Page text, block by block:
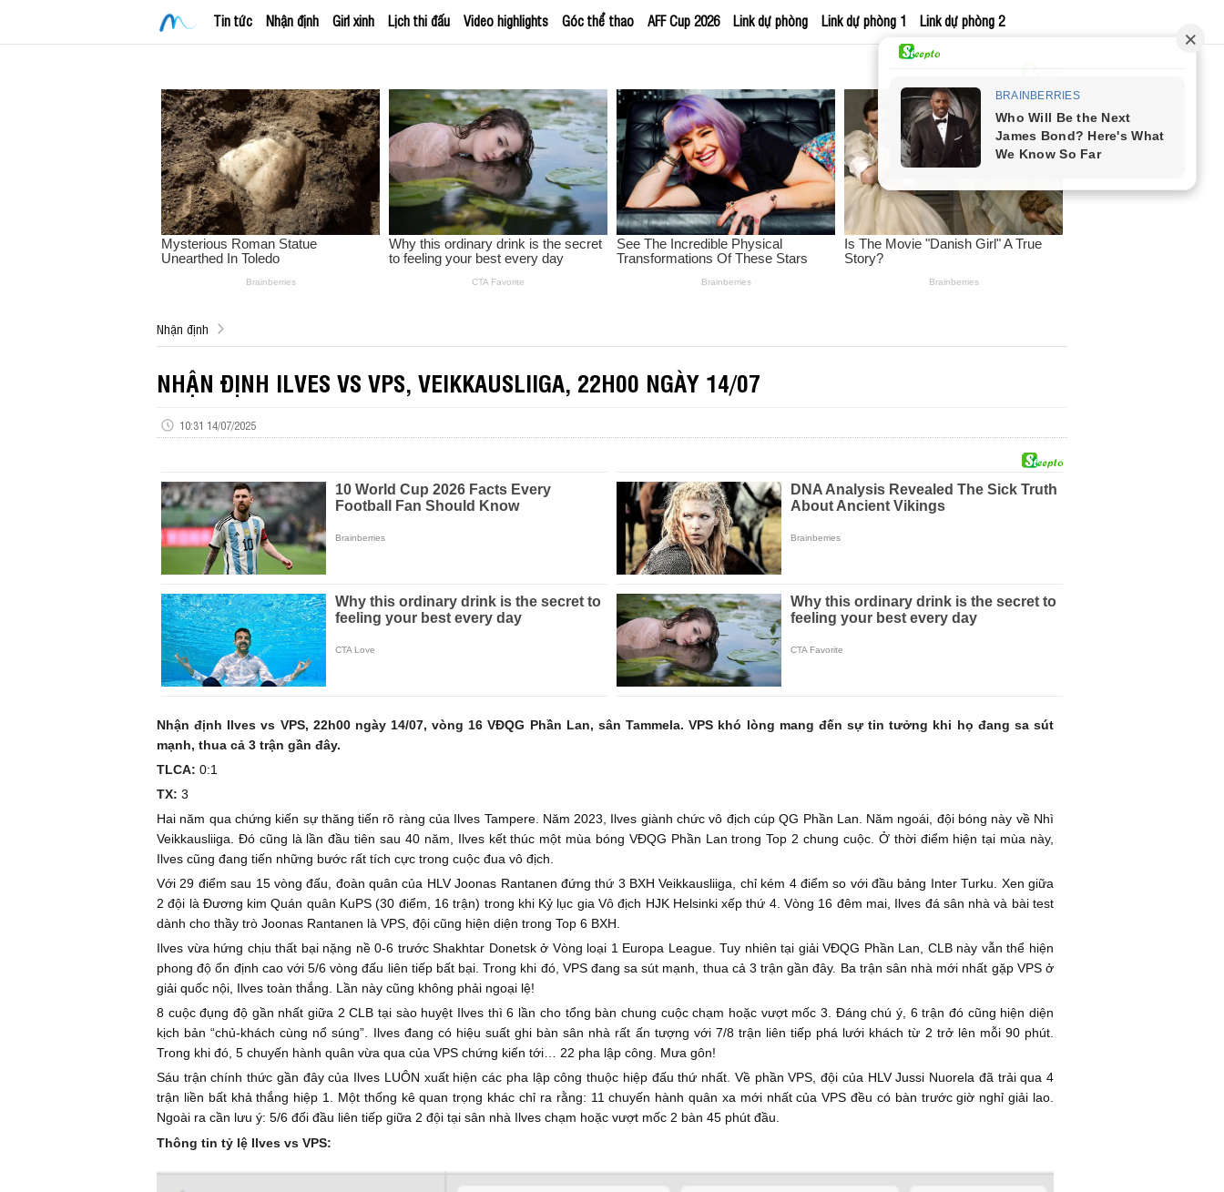
Tin tức Nhận định Girl xinh Lịch thi đấu Video highlights Góc thể thao AFF Cup 2026 Link dự phòng Link dự phòng 1 Link dự phòng 2
Nhận định
NHẬN ĐỊNH ILVES VS VPS, VEIKKAUSLIIGA, 22H00 NGÀY 14/07
10:31 14/07/2025
Nhận định Ilves vs VPS, 22h00 ngày 14/07, vòng 16 VĐQG Phần Lan, sân Tammela. VPS khó lòng mang đến sự tin tưởng khi họ đang sa sút
mạnh, thua cả 3 trận gần đây.
TLCA: 0:1
TX: 3
Hai năm qua chứng kiến sự thăng tiến rõ ràng của Ilves Tampere. Năm 2023, Ilves giành chức vô địch cúp QG Phần Lan. Năm ngoái, đội bóng này về Nhì
Veikkausliiga. Đó cũng là lần đầu tiên sau 40 năm, Ilves kết thúc một mùa bóng VĐQG Phần Lan trong Top 2 chung cuộc. Ở thời điểm hiện tại mùa này,
Ilves cũng đang tiến những bước rất tích cực trong cuộc đua vô địch.
Với 29 điểm sau 15 vòng đấu, đoàn quân của HLV Joonas Rantanen đứng thứ 3 BXH Veikkausliiga, chỉ kém 4 điểm so với đầu bảng Inter Turku. Xen giữa
2 đội là Đương kim Quán quân KuPS (30 điểm, 16 trận) trong khi Kỷ lục gia Vô địch HJK Helsinki xếp thứ 4. Vòng 16 đêm mai, Ilves đá sân nhà và bài test
dành cho thầy trò Joonas Rantanen là VPS, đội cũng hiện diện trong Top 6 BXH.
Ilves vừa hứng chịu thất bại nặng nề 0-6 trước Shakhtar Donetsk ở Vòng loại 1 Europa League. Tuy nhiên tại giải VĐQG Phần Lan, CLB này vẫn thể hiện
phong độ ổn định cao với 5/6 vòng đấu liên tiếp bất bại. Trong khi đó, VPS đang sa sút mạnh, thua cả 3 trận gần đây. Ba trận sân nhà mới nhất gặp VPS ở
giải quốc nội, Ilves toàn thắng. Lần này cũng không phải ngoại lệ!
8 cuộc đụng độ gần nhất giữa 2 CLB tại sào huyệt Ilves thì 6 lần cho tổng bàn chung cuộc chạm hoặc vượt mốc 3. Đáng chú ý, 6 trận đó cũng hiện diện
kịch bản “chủ-khách cùng nổ súng”. Ilves đang có hiệu suất ghi bàn sân nhà rất ấn tượng với 7/8 trận liên tiếp phá lưới khách từ 2 trở lên mỗi 90 phút.
Trong khi đó, 5 chuyến hành quân vừa qua của VPS chứng kiến tới… 22 pha lập công. Mưa gôn!
Sáu trận chính thức gần đây của Ilves LUÔN xuất hiện các pha lập công thuộc hiệp đấu thứ nhất. Về phần VPS, đội của HLV Jussi Nuorela đã trải qua 4
trận liền bất khả thắng hiệp 1. Một thống kê quan trọng khác chỉ ra rằng: 11 chuyến hành quân xa mới nhất của VPS đều có bàn trước giờ nghỉ giải lao.
Ngoài ra cần lưu ý: 5/6 đối đầu liên tiếp giữa 2 đội tại sân nhà Ilves chạm hoặc vượt mốc 2 bàn 45 phút đầu.
Thông tin tỷ lệ Ilves vs VPS: